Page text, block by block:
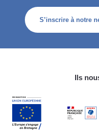
S’inscrire à notre
Ils